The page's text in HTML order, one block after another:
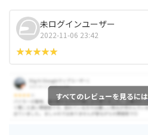
未ログインユーザー
2022-11-06 23:42
すべてのレビューを見るには